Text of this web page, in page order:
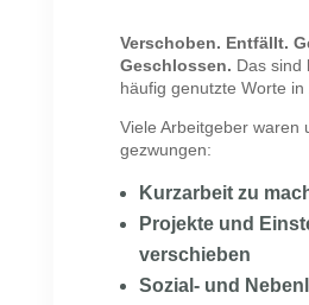
Verschoben. Entfällt.
Geschlossen. Das sind
häufig genutzte Worte in
Viele Arbeitgeber waren
gezwungen:
Kurzarbeit zu
Projekte und
verschieben
Sozial- und